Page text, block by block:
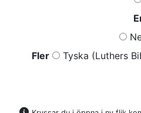
Fler
Tyska (Luthers